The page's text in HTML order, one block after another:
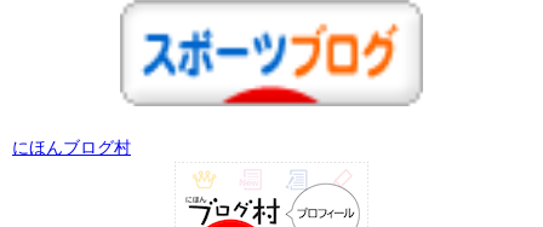
にほんブログ村